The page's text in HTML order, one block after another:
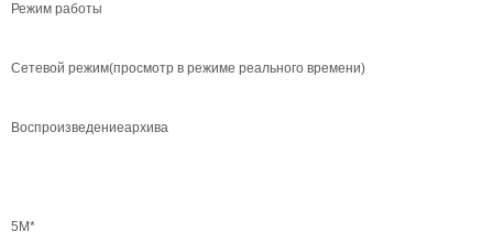
Режим работы
Сетевой режим(просмотр в режиме реального времени)
Воспроизведениеархива
5М*